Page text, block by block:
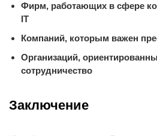
Фирм, работающих в сфере
IT
Компаний, которым важен
Организаций,
сотрудничество
Заключение